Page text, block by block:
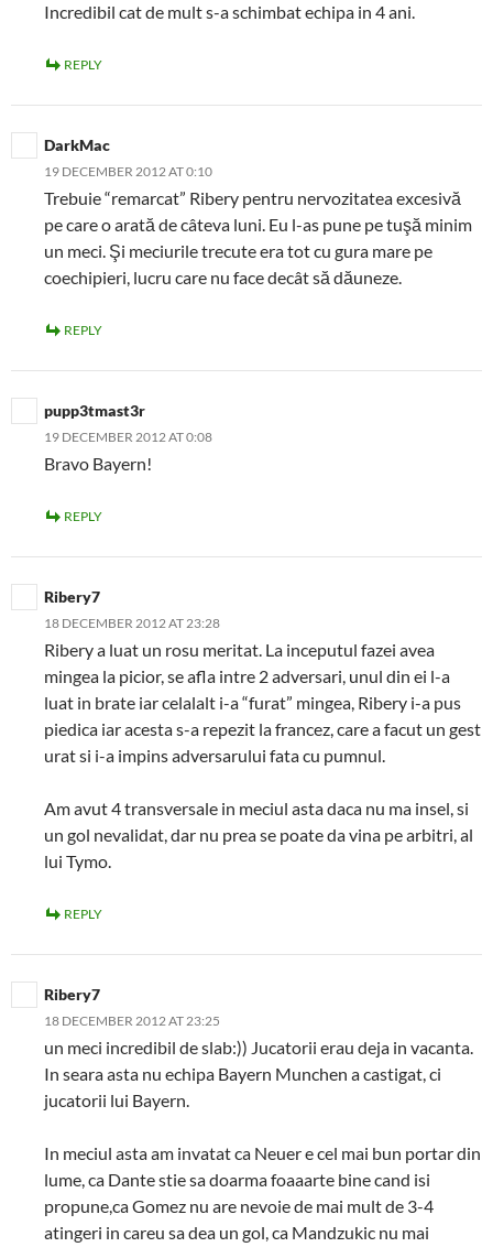
Incredibil cat de mult s-a schimbat echipa in 4 ani.
REPLY
DarkMac
19 DECEMBER 2012 AT 0:10
Trebuie “remarcat” Ribery pentru nervozitatea excesivă
pe care o arată de câteva luni. Eu l-as pune pe tuşă minim
un meci. Şi meciurile trecute era tot cu gura mare pe
coechipieri, lucru care nu face decât să dăuneze.
REPLY
pupp3tmast3r
19 DECEMBER 2012 AT 0:08
Bravo Bayern!
REPLY
Ribery7
18 DECEMBER 2012 AT 23:28
Ribery a luat un rosu meritat. La inceputul fazei avea
mingea la picior, se afla intre 2 adversari, unul din ei l-a
luat in brate iar celalalt i-a “furat” mingea, Ribery i-a pus
piedica iar acesta s-a repezit la francez, care a facut un gest
urat si i-a impins adversarului fata cu pumnul.
Am avut 4 transversale in meciul asta daca nu ma insel, si
un gol nevalidat, dar nu prea se poate da vina pe arbitri, al
lui Tymo.
REPLY
Ribery7
18 DECEMBER 2012 AT 23:25
un meci incredibil de slab:)) Jucatorii erau deja in vacanta.
In seara asta nu echipa Bayern Munchen a castigat, ci
jucatorii lui Bayern.
In meciul asta am invatat ca Neuer e cel mai bun portar din
lume, ca Dante stie sa doarma foaaarte bine cand isi
propune,ca Gomez nu are nevoie de mai mult de 3-4
atingeri in careu sa dea un gol, ca Mandzukic nu mai